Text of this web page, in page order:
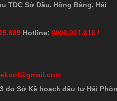
TDC Sở Dầu, Hồng Bàng, Hải
Hotline: 0906.021.616 /
do Sở Kế hoạch đầu tư Hải